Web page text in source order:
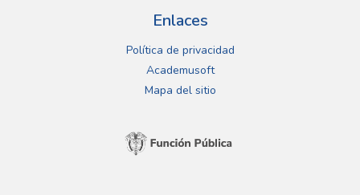
Enlaces
Política de privacidad
Academusoft
Mapa del sitio